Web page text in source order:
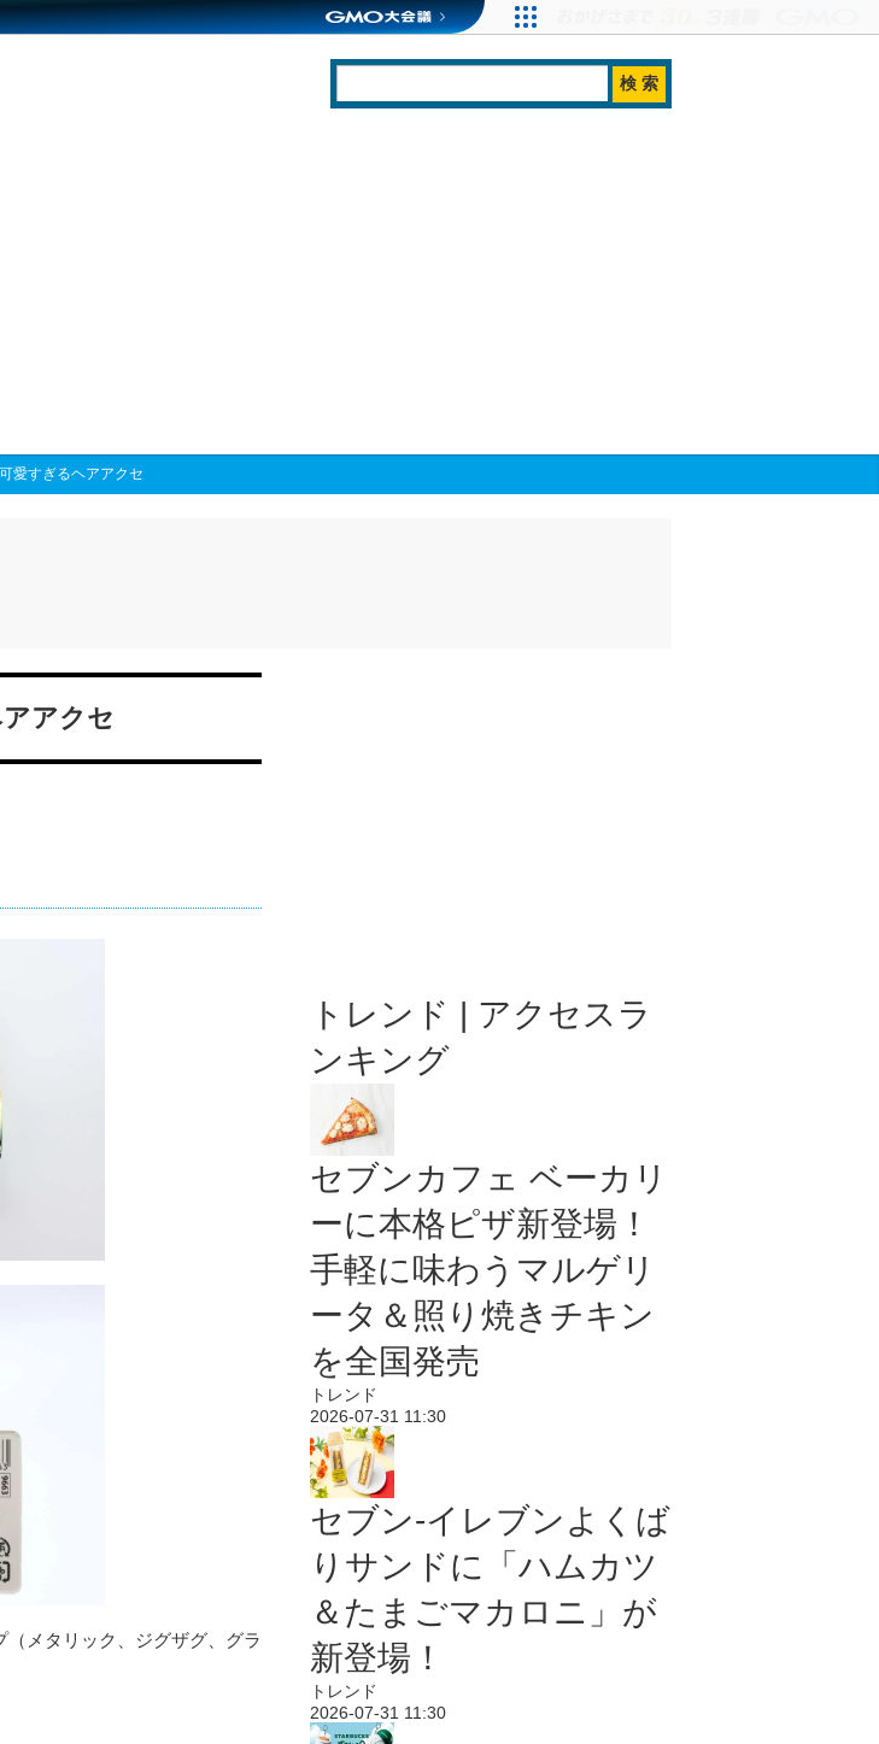
愛すぎるヘアアクセ
アクセ
メタリック、ジグザグ、グラ
トレンド | アクセスラ
ンキング
セブンカフェ ベーカリ
ーに本格ピザ新登場！
手軽に味わうマルゲリ
ータ＆照り焼きチキン
を全国発売
トレンド
2026-07-31 11:30
セブン‐イレブンよくば
りサンドに「ハムカツ
＆たまごマカロニ」が
新登場！
トレンド
2026-07-31 11:30